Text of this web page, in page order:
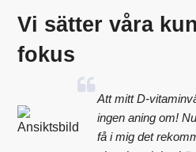
Vi sätter våra
fokus
Att mitt D-
ingen aning om!
få i mig det